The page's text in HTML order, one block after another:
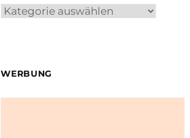
Kategorien
WERBUNG